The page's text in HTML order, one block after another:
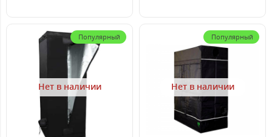
Популярный
Нет в наличии
Популярный
Нет в наличии